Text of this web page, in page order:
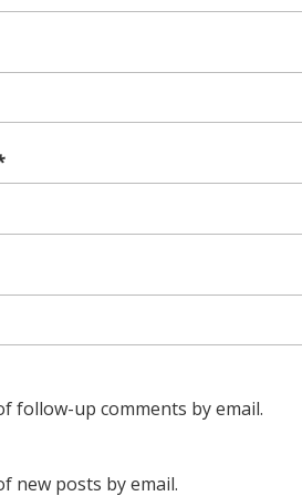
follow-up comments by email.
new posts by email.